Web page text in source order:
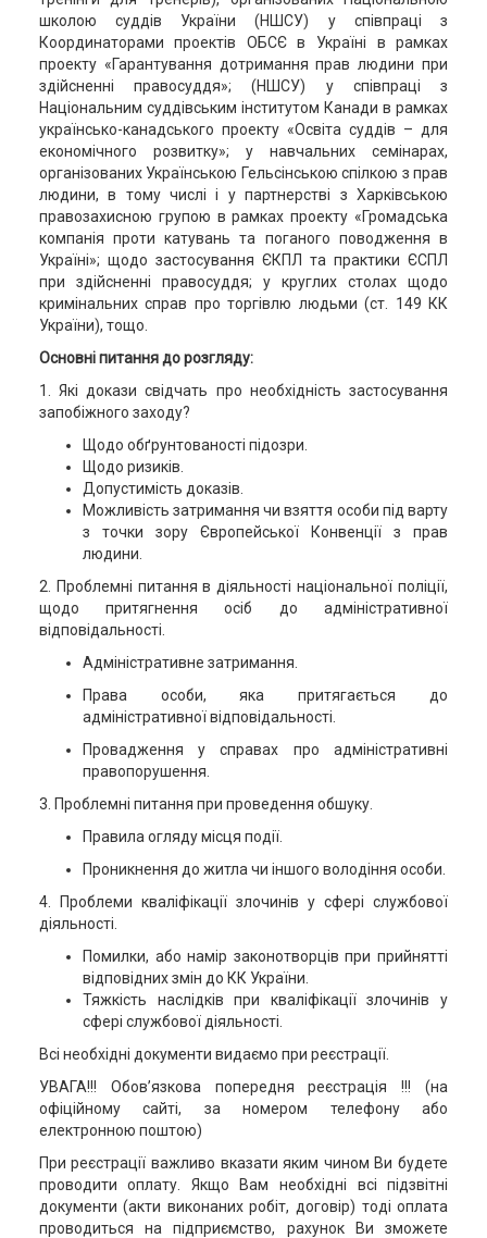
школою суддів України (НШСУ) у співпраці з
Координаторами проектів ОБСЄ в Україні в рамках
проекту «Гарантування дотримання прав людини при
здійсненні правосуддя»; (НШСУ) у співпраці з
Національним суддівським інститутом Канади в рамках
українсько-канадського проекту «Освіта суддів – для
економічного розвитку»; у навчальних семінарах,
організованих Українською Гельсінською спілкою з прав
людини, в тому числі і у партнерстві з Харківською
правозахисною групою в рамках проекту «Громадська
компанія проти катувань та поганого поводження в
Україні»; щодо застосування ЄКПЛ та практики ЄСПЛ
при здійсненні правосуддя; у круглих столах щодо
кримінальних справ про торгівлю людьми (ст. 149 КК
України), тощо.
Основні питання до розгляду:
1. Які докази свідчать про необхідність застосування
запобіжного заходу?
Щодо обґрунтованості підозри.
Щодо ризиків.
Допустимість доказів.
Можливість затримання чи взяття особи під варту
з точки зору Європейської Конвенції з прав
людини.
2. Проблемні питання в діяльності національної поліції,
щодо притягнення осіб до адміністративної
відповідальності.
Адміністративне затримання.
Права особи, яка притягається до
адміністративної відповідальності.
Провадження у справах про адміністративні
правопорушення.
3. Проблемні питання при проведення обшуку.
Правила огляду місця події.
Проникнення до житла чи іншого володіння особи.
4. Проблеми кваліфікації злочинів у сфері службової
діяльності.
Помилки, або намір законотворців при прийнятті
відповідних змін до КК України.
Тяжкість наслідків при кваліфікації злочинів у
сфері службової діяльності.
Всі необхідні документи видаємо при реєстрації.
УВАГА!!! Обов’язкова попередня реєстрація !!! (на
офіційному сайті, за номером телефону або
електронною поштою)
При реєстрації важливо вказати яким чином Ви будете
проводити оплату. Якщо Вам необхідні всі підзвітні
документи (акти виконаних робіт, договір) тоді оплата
проводиться на підприємство, рахунок Ви зможете